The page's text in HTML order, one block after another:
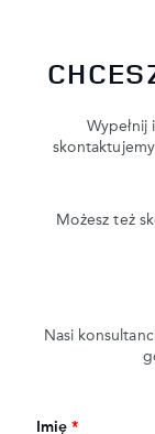
Wypełnij
Możesz też
Nasi
Imię *